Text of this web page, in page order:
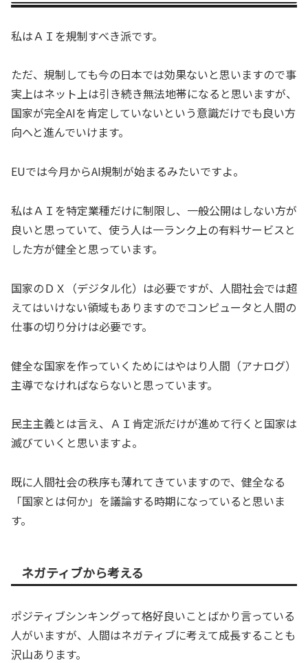
私はＡＩを規制すべき派です。
ただ、規制しても今の日本では効果ないと思いますので事
実上はネット上は引き続き無法地帯になると思いますが、
国家が完全AIを肯定していないという意識だけでも良い方
向へと進んでいけます。
EUでは今月からAI規制が始まるみたいですよ。
私はＡＩを特定業種だけに制限し、一般公開はしない方が
良いと思っていて、使う人は一ランク上の有料サービスと
した方が健全と思っています。
国家のＤＸ（デジタル化）は必要ですが、人間社会では超
えてはいけない領域もありますのでコンピュータと人間の
仕事の切り分けは必要です。
健全な国家を作っていくためにはやはり人間（アナログ）
主導でなければならないと思っています。
民主主義とは言え、ＡＩ肯定派だけが進めて行くと国家は
滅びていくと思いますよ。
既に人間社会の秩序も薄れてきていますので、健全なる
「国家とは何か」を議論する時期になっていると思いま
す。
ネガティブから考える
ポジティブシンキングって格好良いことばかり言っている
人がいますが、人間はネガティブに考えて成長することも
沢山あります。